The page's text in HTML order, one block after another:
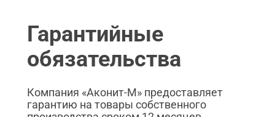
Гарантийные
обязательства
Компания «Аконит-М» предоставляет
гарантию на товары собственного